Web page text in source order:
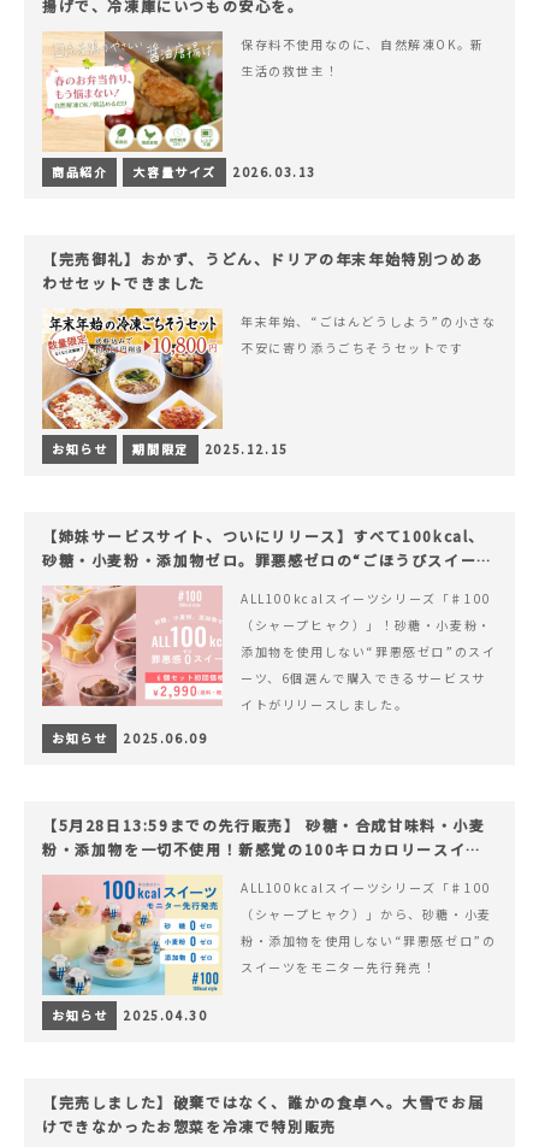
揚げで、冷凍庫にいつもの安心を。
保存料不使用なのに、自然解凍OK。新
生活の救世主！
商品紹介 大容量サイズ 2026.03.13
【完売御礼】おかず、うどん、ドリアの年末年始特別つめあ
わせセットできました
年末年始、“ごはんどうしよう”の小さな
不安に寄り添うごちそうセットです
お知らせ 期間限定 2025.12.15
【姉妹サービスサイト、ついにリリース】すべて100kcal、
砂糖・小麦粉・添加物ゼロ。罪悪感ゼロの“ごほうびスイー
ツ”『#100（シャープ100）』
ALL100kcalスイーツシリーズ「♯100
（シャープヒャク）」！砂糖・小麦粉・
添加物を使用しない“罪悪感ゼロ”のスイ
ーツ、6個選んで購入できるサービスサ
イトがリリースしました。
お知らせ
2025.06.09
【5月28日13:59までの先行販売】 砂糖・合成甘味料・小麦
粉・添加物を一切不使用！新感覚の100キロカロリースイー
ツでヘルシーライフを。
ALL100kcalスイーツシリーズ「♯100
（シャープヒャク）」から、砂糖・小麦
粉・添加物を使用しない“罪悪感ゼロ”の
スイーツをモニター先行発売！
お知らせ 2025.04.30
【完売しました】破棄ではなく、誰かの食卓へ。大雪でお届
けできなかったお惣菜を冷凍で特別販売